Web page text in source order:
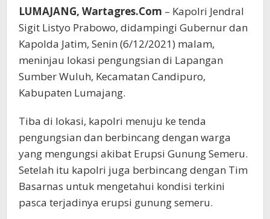
Satgas
dan
Tim
DVI
LUMAJANG, Wartagres.Com – Kapolri Jendral
Sigit Listyo Prabowo, didampingi Gubernur dan
Kapolda Jatim, Senin (6/12/2021) malam,
meninjau lokasi pengungsian di Lapangan
Sumber Wuluh, Kecamatan Candipuro,
Kabupaten Lumajang.
Tiba di lokasi, kapolri menuju ke tenda
pengungsian dan berbincang dengan warga
yang mengungsi akibat Erupsi Gunung Semeru.
Setelah itu kapolri juga berbincang dengan Tim
Basarnas untuk mengetahui kondisi terkini
pasca terjadinya erupsi gunung semeru.